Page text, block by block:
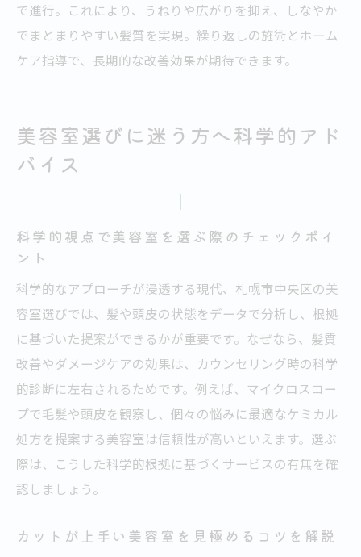
で進行。これにより、うねりや広がりを抑え、しなやか
でまとまりやすい髪質を実現。繰り返しの施術とホーム
ケア指導で、長期的な改善効果が期待できます。
美容室選びに迷う方へ科学的アド
バイス
科学的視点で美容室を選ぶ際のチェックポイ
ント
科学的なアプローチが浸透する現代、札幌市中央区の美
容室選びでは、髪や頭皮の状態をデータで分析し、根拠
に基づいた提案ができるかが重要です。なぜなら、髪質
改善やダメージケアの効果は、カウンセリング時の科学
的診断に左右されるためです。例えば、マイクロスコー
プで毛髪や頭皮を観察し、個々の悩みに最適なケミカル
処方を提案する美容室は信頼性が高いといえます。選ぶ
際は、こうした科学的根拠に基づくサービスの有無を確
認しましょう。
カットが上手い美容室を見極めるコツを解説